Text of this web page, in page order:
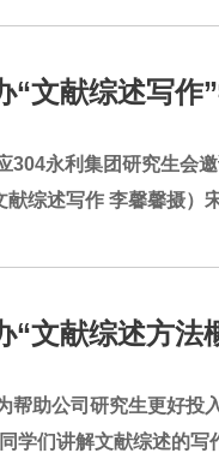
“文献综述写作
304永利集团研究生会
综述写作 李馨馨摄）
“文献综述方法
帮助公司研究生更好
学们讲解文献综述的